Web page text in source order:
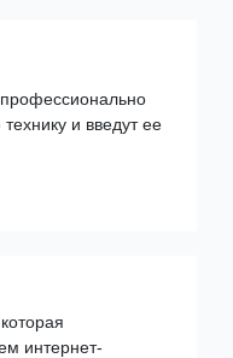
и введут ее
интернет-